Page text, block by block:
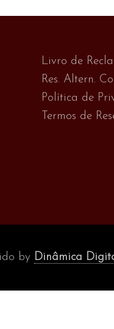
Livro de
Res. Altern.
Política de
Termos de
by Dinâmica